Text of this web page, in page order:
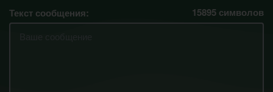
Текст сообщения: 15895 символов